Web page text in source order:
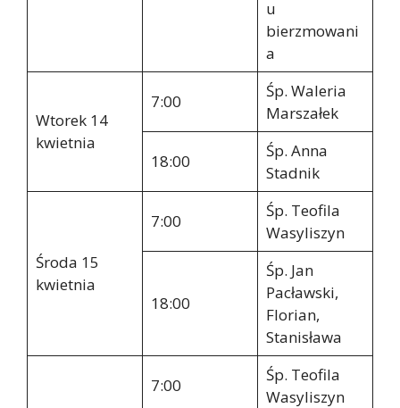
u
bierzmowani
a
Wtorek 14
kwietnia
7:00
Śp. Waleria
Marszałek
18:00
Śp. Anna
Stadnik
Środa 15
kwietnia
7:00
Śp. Teofila
Wasyliszyn
18:00
Śp. Jan
Pacławski,
Florian,
Stanisława
7:00
Śp. Teofila
Wasyliszyn